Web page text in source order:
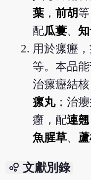
葉 ，前胡
配瓜蔞、
用於瘰癧
等。本品
治瘰癧結
瘰丸；治
癰，配連翹
魚腥草、
bubble_chart 文獻別錄